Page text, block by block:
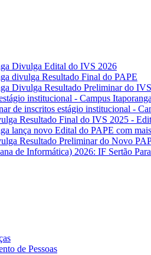
Divulga Edital do IVS 2026
divulga Resultado Final do PAPE
Divulga Resultado Preliminar do
institucional - Campus Itaporanga
de inscritos estágio institucional -
Resultado Final do IVS 2025 -
lança novo Edital do PAPE com
Resultado Preliminar do Novo
de Informática) 2026: IF Sertão
de Pessoas